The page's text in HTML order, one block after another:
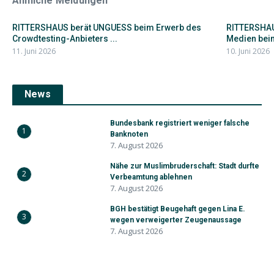
RITTERSHAUS berät UNGUESS beim Erwerb des
Crowdtesting-Anbieters ...
11. Juni 2026
Medien
10. Juni 2026
News
1
Bundesbank registriert weniger falsche
Banknoten
7. August 2026
2
Nähe zur Muslimbruderschaft: Stadt durfte
Verbeamtung ablehnen
7. August 2026
3
BGH bestätigt Beugehaft gegen Lina E.
wegen verweigerter Zeugenaussage
7. August 2026